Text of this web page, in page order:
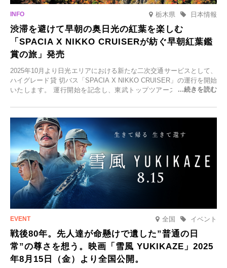
栃木県 日本情報
渋滞を避けて早朝の奥日光の紅葉を楽しむ
「SPACIA X NIKKO CRUISERが紡ぐ早朝紅葉鑑
賞の旅」発売
2025年10月より日光エリアにおける新たな二次交通サービスとして、
ハイグレード貸 切バス「SPACIA X NIKKO CRUISER」の運行を開始
いたします。 運行開始を記念し、東武トップツアーズ株式会社では
2025年9月12日(金)より発売いたします。
全国 イベント
戦後80年。先人達が命懸けで遺した”普通の日
常”の尊さを想う。映画「雪風 YUKIKAZE」2025
年8月15日（金）より全国公開。